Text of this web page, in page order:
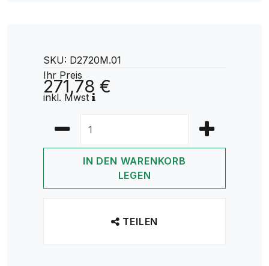
SKU: D2720M.01
Ihr Preis
271,78 €
inkl. Mwst
IN DEN WARENKORB
LEGEN
TEILEN